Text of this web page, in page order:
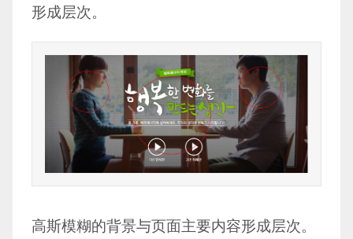
形成层次。
高斯模糊的背景与页面主要内容形成层次。